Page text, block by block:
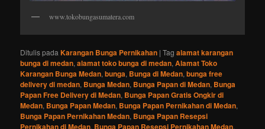
www.tokobungasumatera.com
Ditulis pada Karangan Bunga Pernikahan |Tag alamat karangan
bunga di medan,alamat toko bunga di medan,Alamat Toko
Karangan Bunga Medan,bunga, Bunga di Medan,bunga free
delivery di medan, Bunga Medan, Bunga Papan di Medan, Bunga
Papan Free Delivery di Medan, Bunga Papan Gratis Ongkir di
Medan, Bunga Papan Medan, Bunga Papan Pernikahan di Medan,
Bunga Papan Pernikahan Medan, Bunga Papan Resepsi
Pernikahan di Medan, Bunga Papan Resepsi Pernikahan Medan,